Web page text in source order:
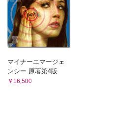
マイナーエマージェ
ンシー 原著第4版
￥16,500